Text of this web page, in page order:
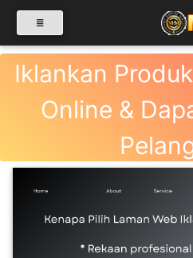
Iklankan
Online &
SELECT CATEGORY
PRODUK(0)
BABIES(0)